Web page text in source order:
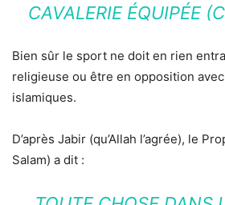
CAVALERIE ÉQUIPÉE
Bien sûr le sport ne doit en rien
religieuse ou être en opposition
islamiques.
D’après Jabir (qu’Allah l’agrée), le
Salam) a dit :